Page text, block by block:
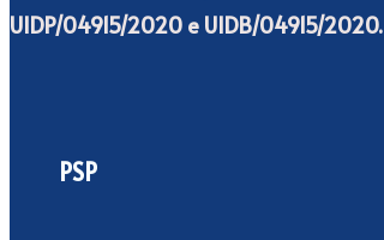
UIDP/04915/2020 e UIDB/04915/2020.
PSP